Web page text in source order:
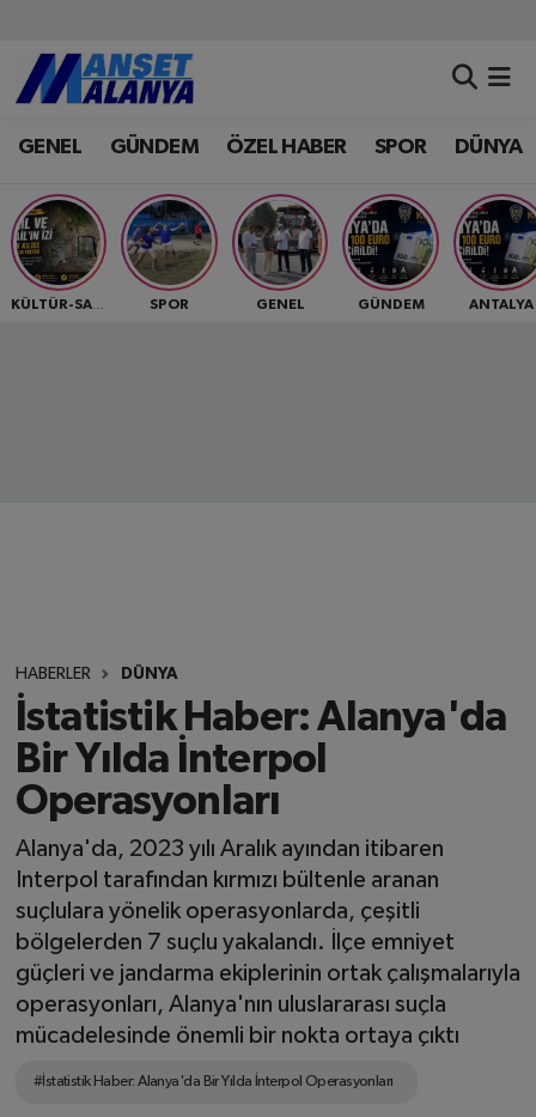
GENEL GÜNDEM ÖZEL HABER SPOR DÜNYA
KÜLTÜR-SANAT SPOR GENEL GÜNDEM ANTALYA
HABERLER DÜNYA
İstatistik Haber: Alanya'da
Bir Yılda İnterpol
Operasyonları
Alanya'da, 2023 yılı Aralık ayından itibaren
Interpol tarafından kırmızı bültenle aranan
suçlulara yönelik operasyonlarda, çeşitli
bölgelerden 7 suçlu yakalandı. İlçe emniyet
güçleri ve jandarma ekiplerinin ortak çalışmalarıyla
operasyonları, Alanya'nın uluslararası suçla
mücadelesinde önemli bir nokta ortaya çıktı
#İstatistik Haber: Alanya'da Bir Yılda İnterpol Operasyonları
Antalya Nöbetçi Eczaneler
Antalya Hava Durumu
Antalya Namaz Vakitleri
Antalya Trafik Yoğunluk Haritası